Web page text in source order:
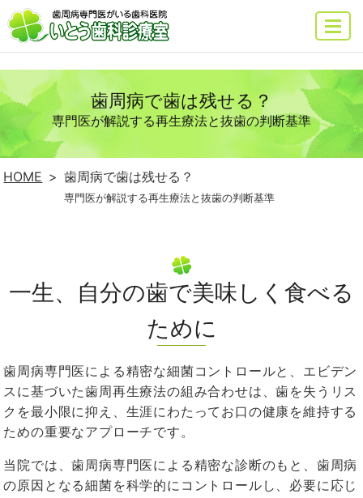
MENU
歯周病で歯は残せる？
専門医が解説する再生療法と抜歯の判断基準
HOME 歯周病で歯は残せる？
専門医が解説する再生療法と抜歯の判断基準
一生、自分の歯で美味しく食べる
ために
歯周病専門医による精密な細菌コントロールと、エビデン
スに基づいた歯周再生療法の組み合わせは、歯を失うリス
クを最小限に抑え、生涯にわたってお口の健康を維持する
ための重要なアプローチです。
当院では、歯周病専門医による精密な診断のもと、歯周病
の原因となる細菌を科学的にコントロールし、必要に応じ